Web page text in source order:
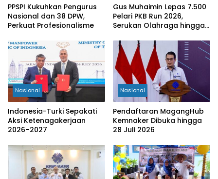
PPSPI Kukuhkan Pengurus
Nasional dan 38 DPW,
Perkuat Profesionalisme
Gus Muhaimin Lepas 7.500
Pelari PKB Run 2026,
Serukan Olahraga hingga
Nasional
Indonesia-Turki Sepakati
Aksi Ketenagakerjaan
2026–2027
Nasional
Pendaftaran MagangHub
Kemnaker Dibuka hingga
28 Juli 2026